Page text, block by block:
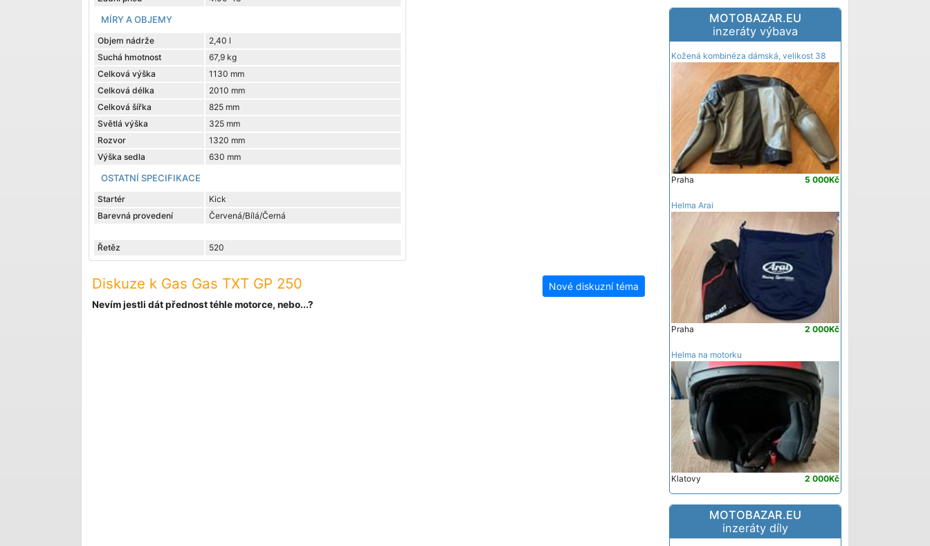
MÍRY A OBJEMY
Objem nádrže
2,40 l
Suchá hmotnost
67,9 kg
Celková výška
1130 mm
Celková délka
2010 mm
Celková šířka
825 mm
Světlá výška
325 mm
Rozvor
1320 mm
Výška sedla
630 mm
OSTATNÍ SPECIFIKACE
Startér
Kick
Barevná provedení
Červená/Bílá/Černá
Řetěz 520
Diskuze k Gas Gas TXT GP 250 Nové diskuzní téma
Nevím jestli dát přednost téhle motorce, nebo...?
MOTOBAZAR.EU
inzeráty výbava
Kožená kombinéza dámská, velikost 38
5 000Kč
Praha
Helma Arai
2 000Kč
Praha
Helma na motorku
2 000Kč
Klatovy
MOTOBAZAR.EU
inzeráty díly